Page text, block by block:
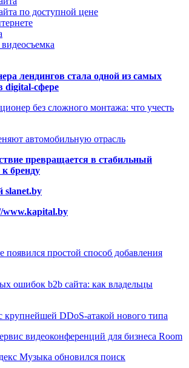
по доступной цене
лендингов стала одной из самых
digital-сфере
без сложного монтажа: что учесть
автомобильную отрасль
превращается в стабильный
бренду
slanet.by
www.kapital.by
простой способ добавления
ошибок b2b сайта: как владельцы
крупнейшей DDoS-атакой нового типа
видеоконференций для бизнеса Room
Музыка обновился поиск